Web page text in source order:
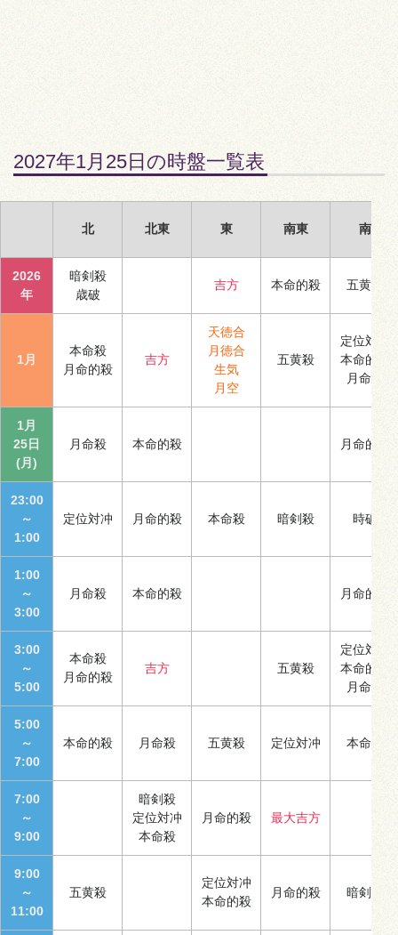
2027年1月25日の時盤一覧表
北 北東 東 南東 南
2026
年
暗剣殺
歳破
吉方 本命的殺 五黄殺
1月
本命殺
月命的殺
吉方
天徳合
月徳合
生気
月空
五黄殺
定位対冲
本命的殺
月命殺
1月
25日
(月)
月命殺 本命的殺 月命的殺
23:00
～
1:00
定位対冲 月命的殺 本命殺 暗剣殺 時破
1:00
～
3:00
月命殺 本命的殺 月命的殺
3:00
～
5:00
本命殺
月命的殺
吉方 五黄殺
定位対冲
本命的殺
月命殺
5:00
～
7:00
本命的殺 月命殺 五黄殺 定位対冲 本命殺
7:00
～
9:00
暗剣殺
定位対冲
本命殺
月命的殺 最大吉方
9:00
～
11:00
五黄殺
定位対冲
本命的殺
月命的殺 暗剣殺